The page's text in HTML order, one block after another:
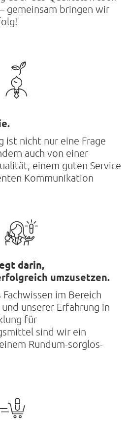
gemeinsam bringen wir
ist nicht nur eine Frage
auch von einer
einem guten Service
Kommunikation
darin,
umzusetzen.
im Bereich
unserer Erfahrung in
für
sind wir ein
Rundum-sorglos-